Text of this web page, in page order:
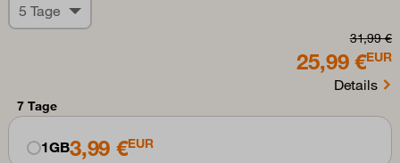
5 Tage
31,99 €
25,99 €EUR
Details
7 Tage
1GB3,99 €EUR